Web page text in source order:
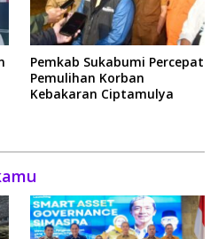
Pemkab Sukabumi Percepat
Pemulihan Korban
Kebakaran Ciptamulya